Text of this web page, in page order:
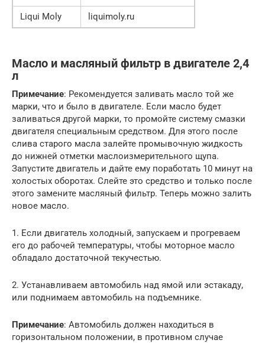
Liqui Moly
liquimoly.ru
Масло и масляный фильтр в двигателе 2,4
л
Примечание: Рекомендуется заливать масло той же
марки, что и было в двигателе. Если масло будет
заливаться другой марки, то промойте систему смазки
двигателя специальным средством. Для этого после
слива старого масла залейте промывочную жидкость
до нижней отметки маслоизмерительного щупа.
Запустите двигатель и дайте ему поработать 10 минут на
холостых оборотах. Слейте это средство и только после
этого замените масляный фильтр. Теперь можно залить
новое масло.
1. Если двигатель холодный, запускаем и прогреваем
его до рабочей температуры, чтобы моторное масло
обладало достаточной текучестью.
2. Устанавливаем автомобиль над ямой или эстакаду,
или поднимаем автомобиль на подъемнике.
Примечание: Автомобиль должен находиться в
горизонтальном положении, в противном случае